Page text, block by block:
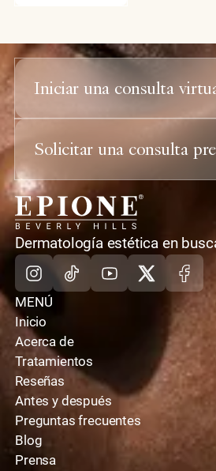
Iniciar una consulta
Solicitar una consulta
casa
Dermatología estética en
Instagram
TikTokYoutube
X
MENÚ
Inicio
Acerca de
Tratamientos
Reseñas
Antes y después
Preguntas frecuentes
Blog
Prensa